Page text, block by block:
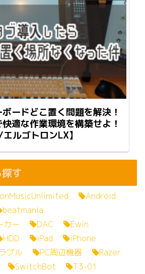
ードどこ置く問題を解決！
適な作業環境を構築せよ！
ルゴトロンLX】
す
Android
beatmania
ー
DAC
Ewin
HDD iPad
iPhone
ブル PC周辺機器
Razer
SwitchBot
T3-01